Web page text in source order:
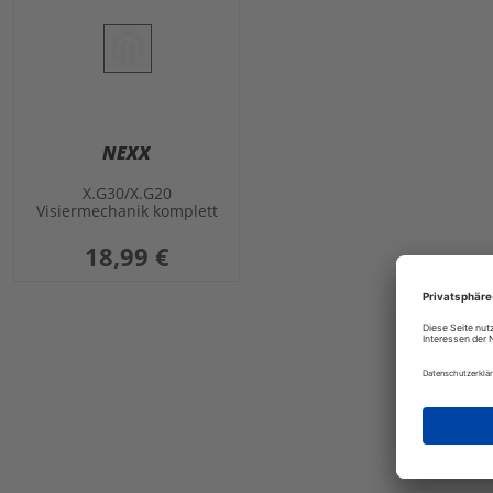
NEXX
X.G30/X.G20
Visiermechanik komplett
18,99 €